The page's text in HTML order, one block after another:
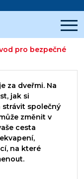
pro bezpečné
za dveřmi. Na
jak si
společný
změnit v
cesta
na které